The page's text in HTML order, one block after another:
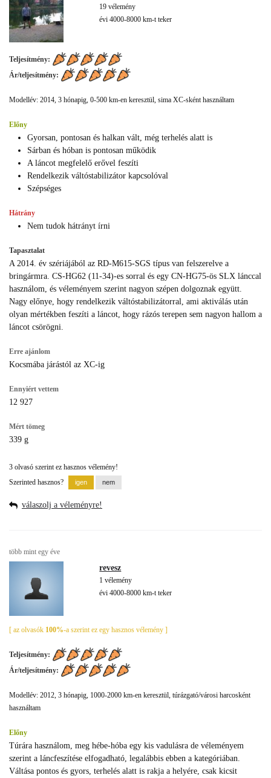
19 vélemény
évi 4000-8000 km-t teker
Teljesítmény:
Ár/teljesítmény:
Modellév: 2014, 3 hónapig, 0-500 km-en keresztül, sima XC-sként használtam
Előny
Gyorsan, pontosan és halkan vált, még terhelés alatt is
Sárban és hóban is pontosan működik
A láncot megfelelő erővel feszíti
Rendelkezik váltóstabilizátor kapcsolóval
Szépséges
Hátrány
Nem tudok hátrányt írni
Tapasztalat
A 2014. év szériájából az RD-M615-SGS típus van felszerelve a
bringármra. CS-HG62 (11-34)-es sorral és egy CN-HG75-ös SLX lánccal
használom, és véleményem szerint nagyon szépen dolgoznak együtt.
Nagy előnye, hogy rendelkezik váltóstabilizátorral, ami aktiválás után
olyan mértékben feszíti a láncot, hogy rázós terepen sem nagyon hallom a
láncot csörögni.
Erre ajánlom
Kocsmába járástól az XC-ig
Ennyiért vettem
12 927
Mért tömeg
339 g
3 olvasó szerint ez hasznos vélemény!
Szerinted hasznos?
válaszolj a véleményre!
több mint egy éve
revesz
1 vélemény
évi 4000-8000 km-t teker
[ az olvasók 100%-a szerint ez egy hasznos vélemény ]
Teljesítmény:
Ár/teljesítmény:
Modellév: 2012, 3 hónapig, 1000-2000 km-en keresztül, túrázgató/városi harcosként
használtam
Előny
Túrára használom, meg hébe-hóba egy kis vadulásra de véleményem
szerint a láncfeszítése elfogadható, legalábbis ebben a kategóriában.
Váltása pontos és gyors, terhelés alatt is rakja a helyére, csak kicsit